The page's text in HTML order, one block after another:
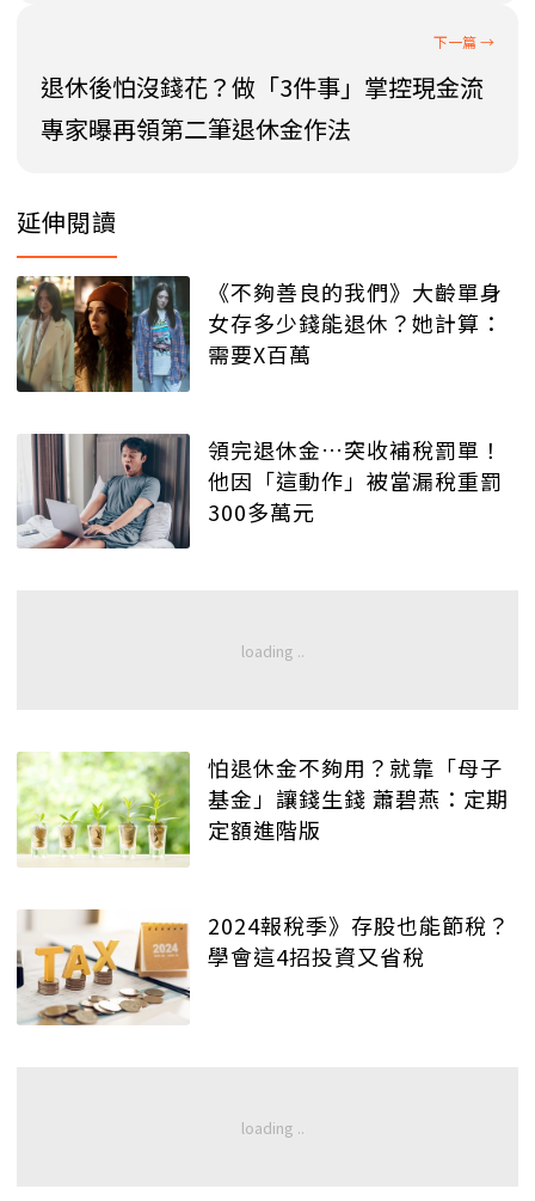
退休後怕沒錢花？做「3件事」掌控現金流
專家曝再領第二筆退休金作法
延伸閱讀
《不夠善良的我們》大齡單身
女存多少錢能退休？她計算：
需要X百萬
領完退休金…突收補稅罰單！
他因「這動作」被當漏稅重罰
300多萬元
怕退休金不夠用？就靠「母子
基金」讓錢生錢 蕭碧燕：定期
定額進階版
2024報稅季》存股也能節稅？
學會這4招投資又省稅